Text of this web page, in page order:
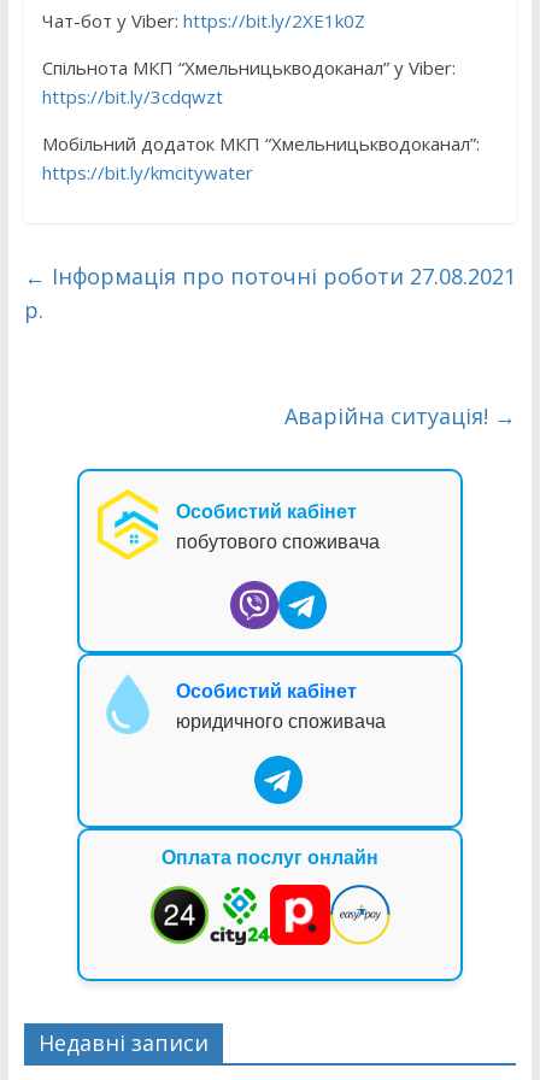
Чат-бот у Viber: https://bit.ly/2XE1k0Z
Спільнота МКП “Хмельницькводоканал” у Viber:
https://bit.ly/3cdqwzt
Мобільний додаток МКП “Хмельницькводоканал”:
https://bit.ly/kmcitywater
← Інформація про поточні роботи 27.08.2021
р.
Аварійна ситуація! →
Особистий кабінет
побутового споживача
Особистий кабінет
юридичного споживача
Оплата послуг онлайн
Недавні записи